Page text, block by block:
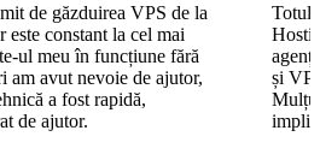
de găzduirea VPS de la
constant la cel mai
ul meu în funcțiune fără
am avut nevoie de ajutor,
a fost rapidă,
de ajutor.
Totul
și